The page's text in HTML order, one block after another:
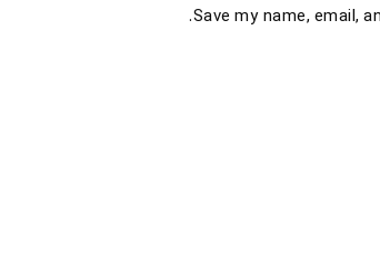
Save my name, email,